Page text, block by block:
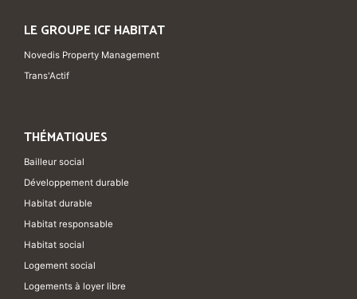
LE GROUPE ICF HABITAT
Novedis Property Management
Trans'Actif
THÉMATIQUES
Bailleur social
Développement durable
Habitat durable
Habitat responsable
Habitat social
Logement social
Logements à loyer libre